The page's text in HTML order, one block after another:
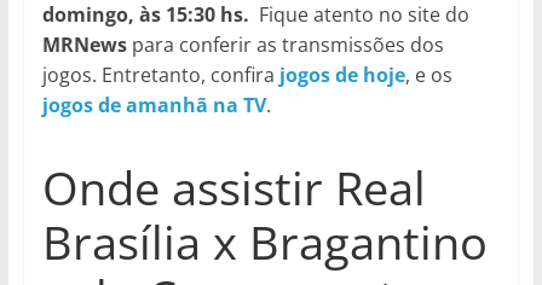
domingo, às 15:30 hs. Fique atento no site do
MRNewspara conferir as transmissões dos
jogos. Entretanto, confira jogos de hoje, e os
jogos de amanhã na TV.
Onde assistir Real
Brasília x Bragantino